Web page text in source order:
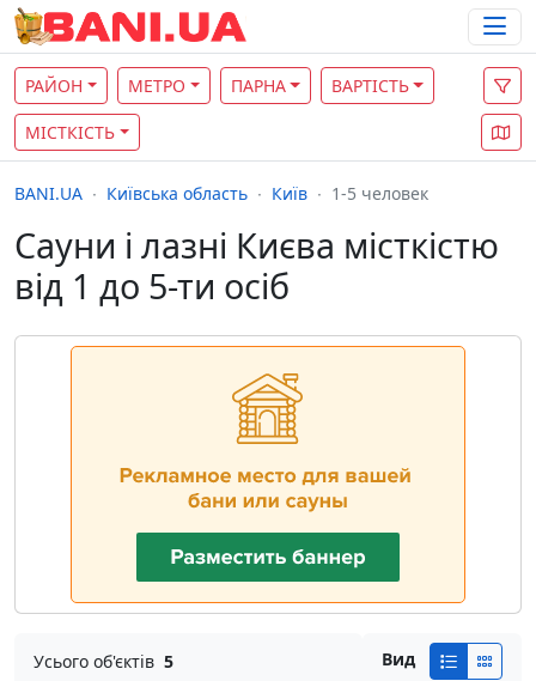
РАЙОН МЕТРО ПАРНА ВАРТІСТЬ
МІСТКІСТЬ
BANI.UA Київська область Київ 1-5 человек
Сауни і лазні Києва місткістю
від 1 до 5-ти осіб
Усього об'єктів 5 Вид